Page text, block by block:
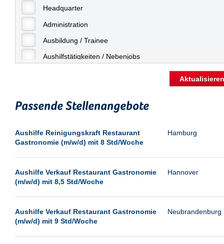
Frankfurt am Main
Freiburg
Fulda
Göppingen
Hamburg
Heilbronn
Ingolstadt
Kassel
Laatzen
Headquarter
Administration
Ausbildung / Trainee
Aushilfstätigkeiten / Nebenjobs
Sonstiges
Passende Stellenangebote
Aushilfe Reinigungskraft Restaurant
Gastronomie (m/w/d) mit 8 Std/Woche
Hamburg
Aushilfe Verkauf Restaurant Gastronomie
(m/w/d) mit 8,5 Std/Woche
Hannover
Aushilfe Verkauf Restaurant Gastronomie
(m/w/d) mit 9 Std/Woche
Neubrandenburg